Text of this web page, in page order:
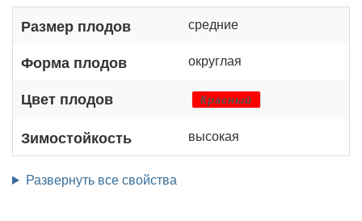
Размер плодов средние
Форма плодов округлая
Цвет плодов Красный
Зимостойкость высокая
Развернуть все свойства